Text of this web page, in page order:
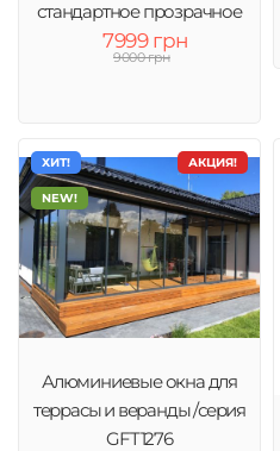
стандартное прозрачное
стекло
7999 грн
9000 грн
АКЦИЯ!
ХИТ!
NEW!
Алюминиевые окна для
террасы и веранды /серия
GFT1276